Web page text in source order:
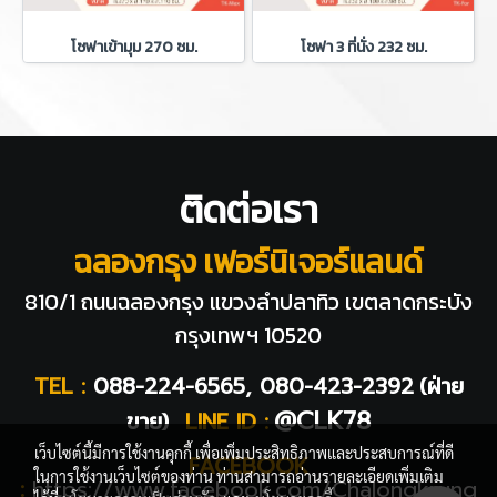
โซฟาเข้ามุม 270 ซม. โซฟา 3 ที่นั่ง 232 ซม.
ติดต่อเรา
ฉลองกรุง เฟอร์นิเจอร์แลนด์
810/1 ถนนฉลองกรุง แขวงลำปลาทิว เขตลาดกระบัง
กรุงเทพฯ 10520
TEL : 088-224-6565, 080-423-2392 (ฝ่าย
ขาย) LINE ID : @CLK78
FACEBOOK
: https://www.facebook.com/Chalongkrung
เว็บไซต์นี้มีการใช้งานคุกกี้ เพื่อเพิ่มประสิทธิภาพและประสบการณ์ที่ดี
ในการใช้งานเว็บไซต์ของท่าน ท่านสามารถอ่านรายละเอียดเพิ่มเติม